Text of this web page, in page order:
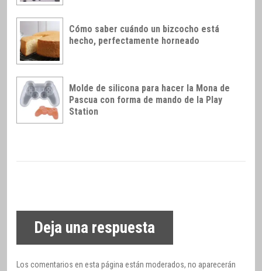
Cómo saber cuándo un bizcocho está
hecho, perfectamente horneado
Molde de silicona para hacer la Mona de
Pascua con forma de mando de la Play
Station
Deja una respuesta
Los comentarios en esta página están moderados, no aparecerán